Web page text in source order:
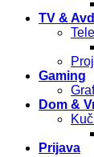
TV &
Gaming
Dom &
Prijava